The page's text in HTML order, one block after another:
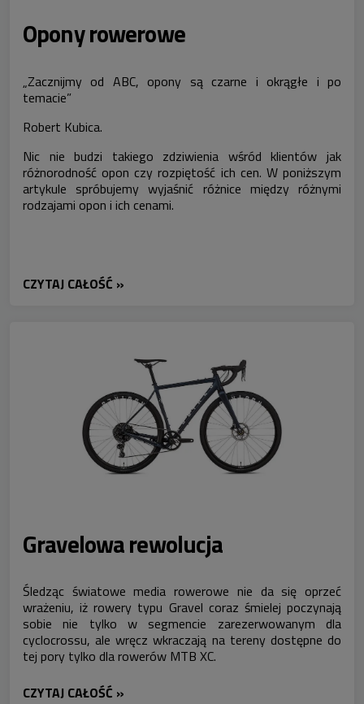
Opony rowerowe
„Zacznijmy od ABC, opony są czarne i okrągłe i po
temacie”
Robert Kubica.
Nic nie budzi takiego zdziwienia wśród klientów jak
różnorodność opon czy rozpiętość ich cen. W poniższym
artykule spróbujemy wyjaśnić różnice między różnymi
rodzajami opon i ich cenami.
CZYTAJ CAŁOŚĆ »
Gravelowa rewolucja
Śledząc światowe media rowerowe nie da się oprzeć
wrażeniu, iż rowery typu Gravel coraz śmielej poczynają
sobie nie tylko w segmencie zarezerwowanym dla
cyclocrossu, ale wręcz wkraczają na tereny dostępne do
tej pory tylko dla rowerów MTB XC.
CZYTAJ CAŁOŚĆ »